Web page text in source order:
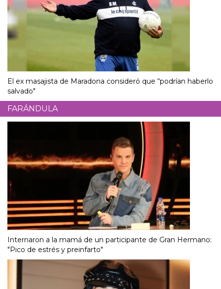
El ex masajista de Maradona consideró que “podrían haberlo
salvado"
FARÁNDULA
Internaron a la mamá de un participante de Gran Hermano:
"Pico de estrés y preinfarto"